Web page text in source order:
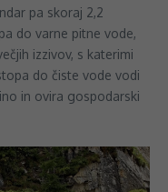
pa skoraj 2,2
do varne pitne vode,
izzivov, s katerimi
do čiste vode vodi
in ovira gospodarski